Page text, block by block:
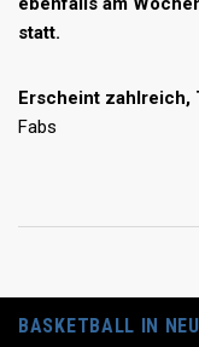
statt.
Erscheint zahlreich,
Fabs
BASKETBALL IN